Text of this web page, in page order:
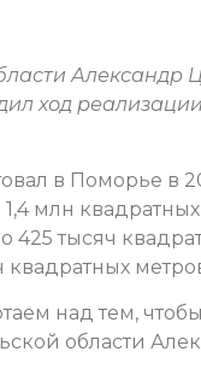
Александр
ход
в Поморье в
1,4 млн
425 тысяч
квадратных
над тем,
области